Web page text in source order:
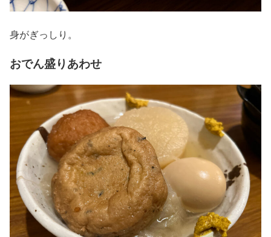
身がぎっしり。
おでん盛りあわせ